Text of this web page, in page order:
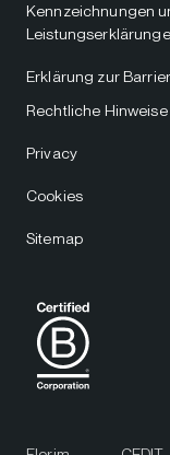
Kennzeichnungen
Erklärung zur
Rechtliche Hinweise
Privacy
Cookies
Sitemap